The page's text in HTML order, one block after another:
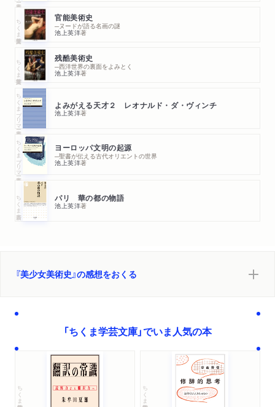
ちくま学芸文庫 官能美術史
─ヌードが語る名画の謎
池上英洋著
ちくま学芸文庫 残酷美術史
─西洋世界の裏面をよみとく
池上英洋著
ちくまプリマー新書 よみがえる天才２ レオナルド・ダ・ヴィンチ
池上英洋著
ちくまプリマー新書 ヨーロッパ文明の起源
─聖書が伝える古代オリエントの世界
池上英洋著
ちくま新書 パリ 華の都の物語
池上英洋著
『美少女美術史』の感想をおくる
「ちくま学芸文庫」でいま人気の本
ちくま学芸文庫 ちくま学芸文庫